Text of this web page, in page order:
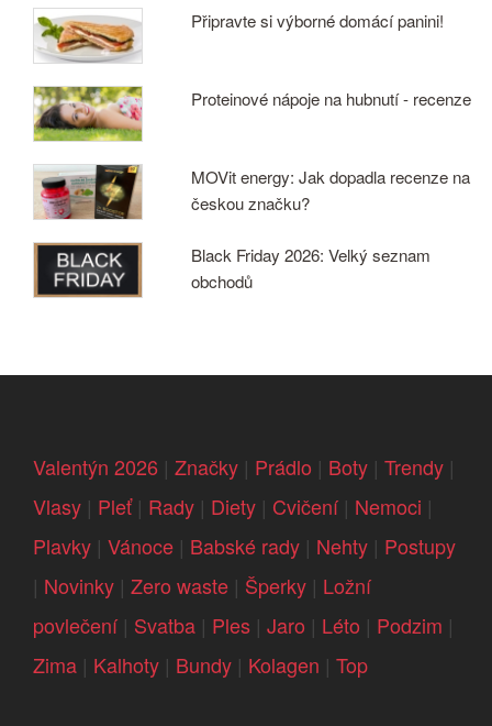
Připravte si výborné domácí panini!
Proteinové nápoje na hubnutí - recenze
MOVit energy: Jak dopadla recenze na
českou značku?
Black Friday 2026: Velký seznam
obchodů
Valentýn 2026 | Značky | Prádlo | Boty | Trendy |
Vlasy | Pleť| Rady | Diety | Cvičení| Nemoci |
Plavky | Vánoce | Babské rady | Nehty | Postupy
| Novinky | Zero waste | Šperky | Ložní
povlečení| Svatba | Ples | Jaro | Léto | Podzim |
Zima | Kalhoty | Bundy | Kolagen | Top